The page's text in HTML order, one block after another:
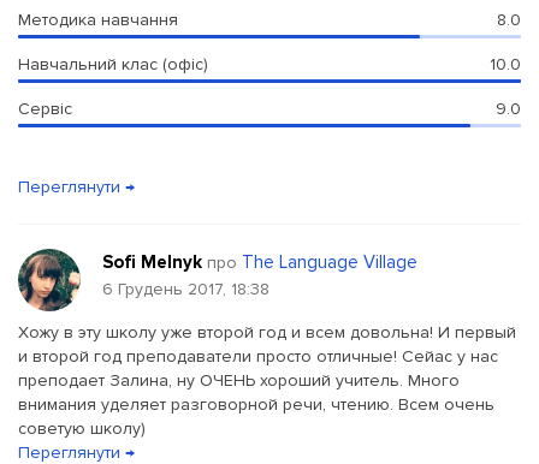
Методика навчання 8.0
Навчальний клас (офіс) 10.0
Сервіс 9.0
Переглянути →
Sofi Melnyk про The Language Village
6 Грудень 2017, 18:38
Хожу в эту школу уже второй год и всем довольна! И первый
и второй год преподаватели просто отличные! Сейас у нас
преподает Залина, ну ОЧЕНЬ хороший учитель. Много
внимания уделяет разговорной речи, чтению. Всем очень
советую школу)
Переглянути →